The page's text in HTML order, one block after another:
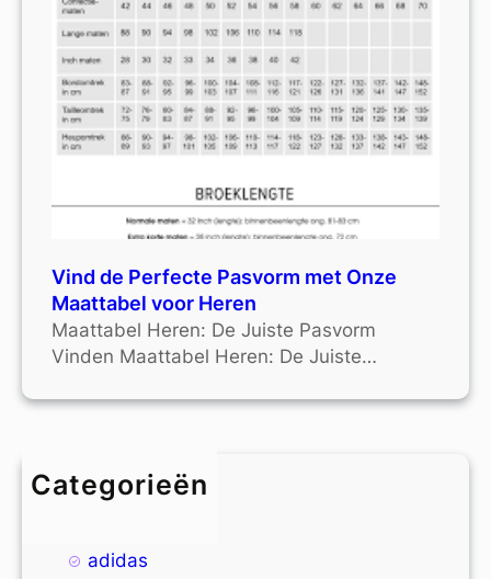
Vind de Perfecte Pasvorm met Onze
Maattabel voor Heren
Maattabel Heren: De Juiste Pasvorm
Vinden Maattabel Heren: De Juiste…
Categorieën
4xl
adidas